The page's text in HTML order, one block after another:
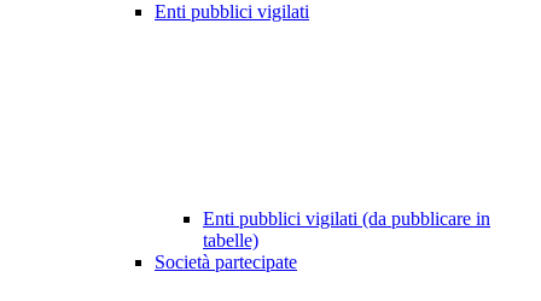
Enti pubblici vigilati
Enti pubblici vigilati (da pubblicare in
tabelle)
Società partecipate